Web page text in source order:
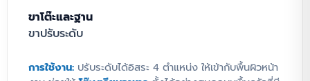
ระเบียบขวดเครื่องปรุง ไซรัป หรืออุปกรณ์ขนาด
เล็กได้ใกล้มือ หยิบใช้งานสะดวกโดยไม่เสียพื้นที่
เตรียมอาหารบนหน้าโต๊ะหลัก นอกจากนี้โครงสร้าง
ด้านล่างยังโปร่งโล่ง ทำความสะอาดพื้นครัวใต้โต๊ะ
ได้ง่าย หมดปัญหาจุดสะสมของคราบสกปรก
ขาโต๊ะและฐาน
ขาปรับระดับ
การใช้งาน: ปรับระดับได้อิสระ 4 ตำแหน่ง ให้เข้ากับพื้นผิวหน้า